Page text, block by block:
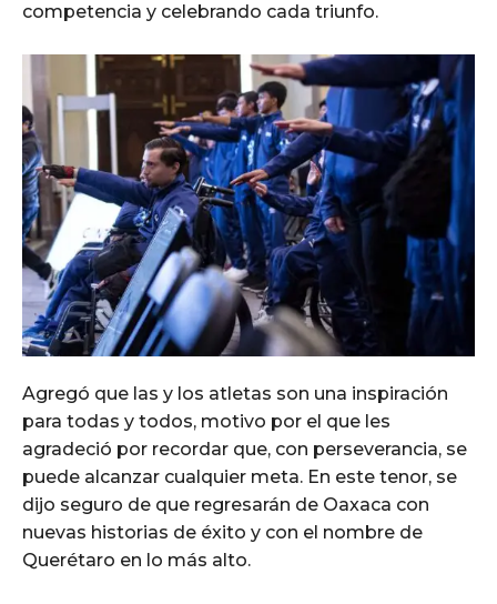
competencia y celebrando cada triunfo.
Agregó que las y los atletas son una inspiración
para todas y todos, motivo por el que les
agradeció por recordar que, con perseverancia, se
puede alcanzar cualquier meta. En este tenor, se
dijo seguro de que regresarán de Oaxaca con
nuevas historias de éxito y con el nombre de
Querétaro en lo más alto.